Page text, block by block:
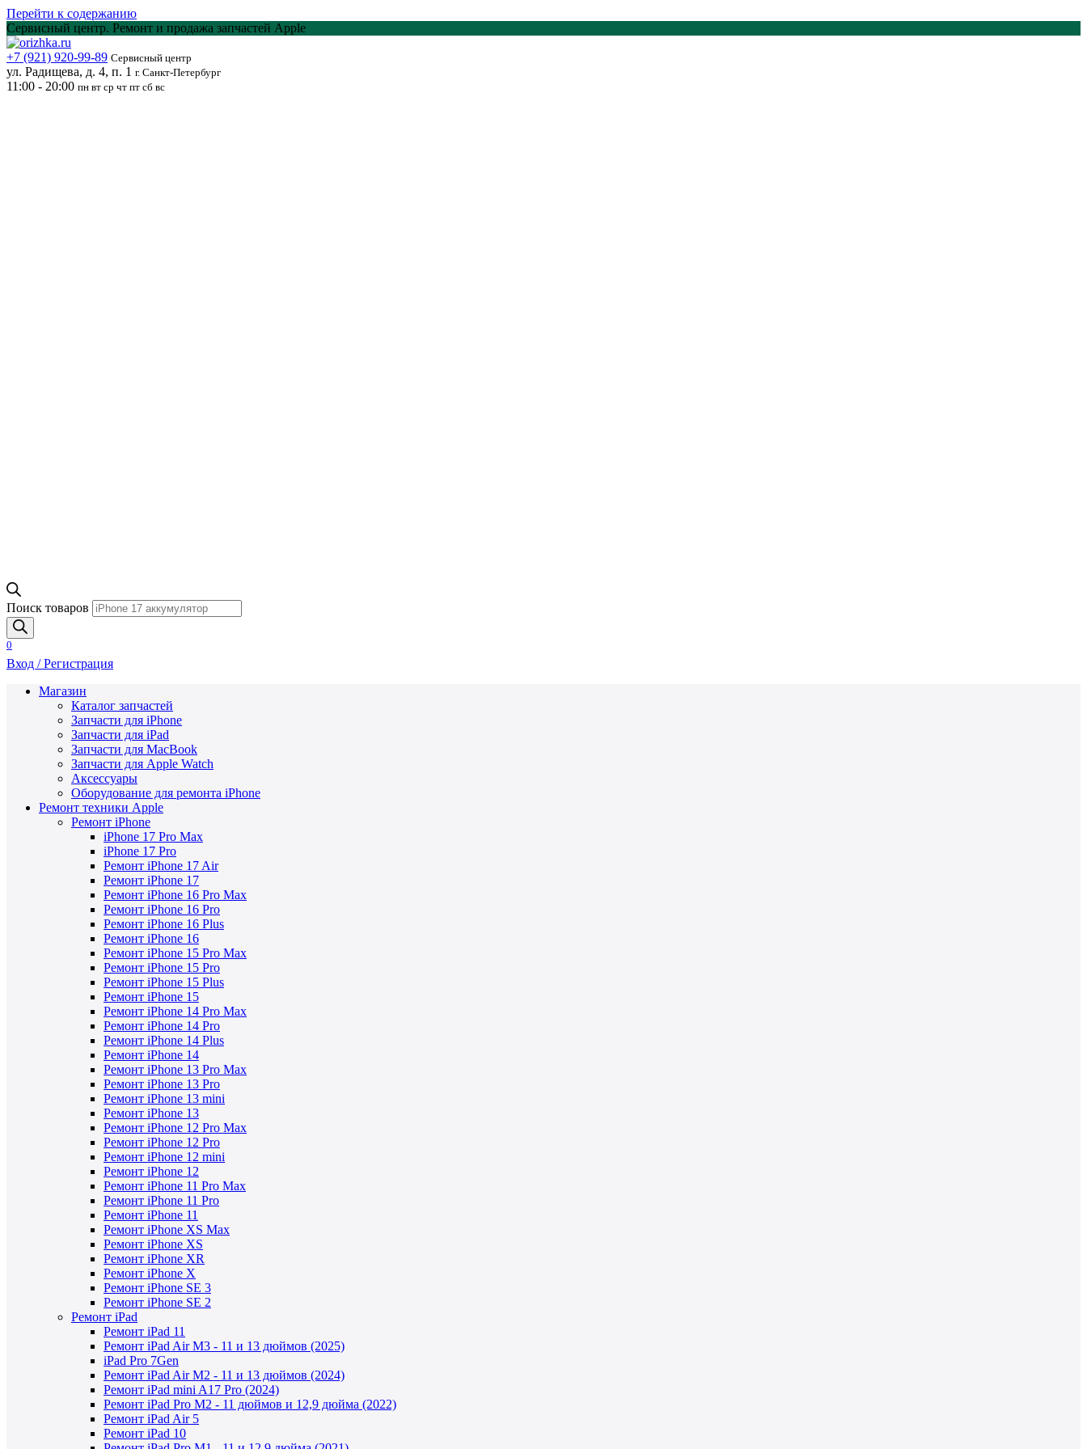
Перейти к содержанию
Сервисный центр. Ремонт и продажа запчастей Apple
+7 (921) 920-99-89 Сервисный центр
ул. Радищева, д. 4, п. 1 г. Санкт-Петербург
11:00 - 20:00 пн вт ср чт пт сб вс
Поиск товаров
0
Вход / Регистрация
Магазин
Каталог запчастей
Запчасти для iPhone
Запчасти для iPad
Запчасти для MacBook
Запчасти для Apple Watch
Аксессуары
Оборудование для ремонта iPhone
Ремонт техники Apple
Ремонт iPhone
iPhone 17 Pro Max
iPhone 17 Pro
Ремонт iPhone 17 Air
Ремонт iPhone 17
Ремонт iPhone 16 Pro Max
Ремонт iPhone 16 Pro
Ремонт iPhone 16 Plus
Ремонт iPhone 16
Ремонт iPhone 15 Pro Max
Ремонт iPhone 15 Pro
Ремонт iPhone 15 Plus
Ремонт iPhone 15
Ремонт iPhone 14 Pro Max
Ремонт iPhone 14 Pro
Ремонт iPhone 14 Plus
Ремонт iPhone 14
Ремонт iPhone 13 Pro Max
Ремонт iPhone 13 Pro
Ремонт iPhone 13 mini
Ремонт iPhone 13
Ремонт iPhone 12 Pro Max
Ремонт iPhone 12 Pro
Ремонт iPhone 12 mini
Ремонт iPhone 12
Ремонт iPhone 11 Pro Max
Ремонт iPhone 11 Pro
Ремонт iPhone 11
Ремонт iPhone XS Max
Ремонт iPhone XS
Ремонт iPhone XR
Ремонт iPhone X
Ремонт iPhone SE 3
Ремонт iPhone SE 2
Ремонт iPad
Ремонт iPad 11
Ремонт iPad Air M3 - 11 и 13 дюймов (2025)
iPad Pro 7Gen
Ремонт iPad Air M2 - 11 и 13 дюймов (2024)
Ремонт iPad mini A17 Pro (2024)
Ремонт iPad Pro M2 - 11 дюймов и 12,9 дюйма (2022)
Ремонт iPad Air 5
Ремонт iPad 10